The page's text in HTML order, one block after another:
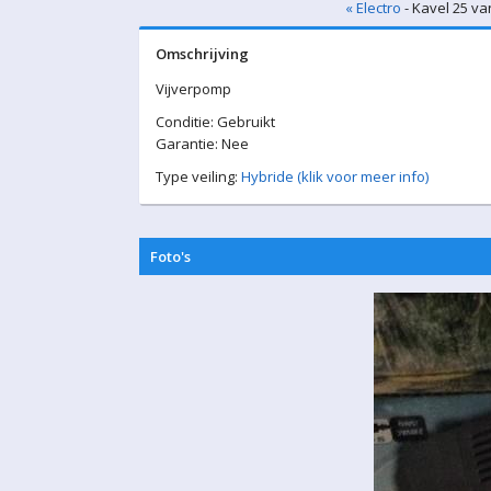
« Electro - Kavel 25
Omschrijving
Vijverpomp
Conditie: Gebruikt
Garantie: Nee
Type veiling: Hybride (klik voor meer info)
Foto's